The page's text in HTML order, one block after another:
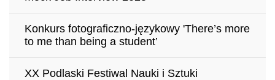
Konkurs fotograficzno-językowy 'There’s more
to me than being a student’
XX Podlaski Festiwal Nauki i Sztuki